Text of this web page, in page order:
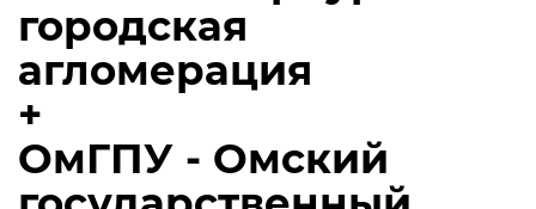
городская
агломерация
+
ОмГПУ - Омский